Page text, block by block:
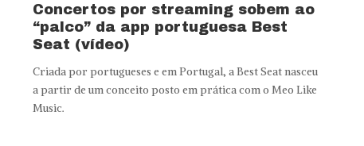
Concertos por streaming sobem ao
“palco” da app portuguesa Best
Seat (vídeo)
Criada por portugueses e em Portugal, a Best Seat nasceu
a partir de um conceito posto em prática com o Meo Like
Music.